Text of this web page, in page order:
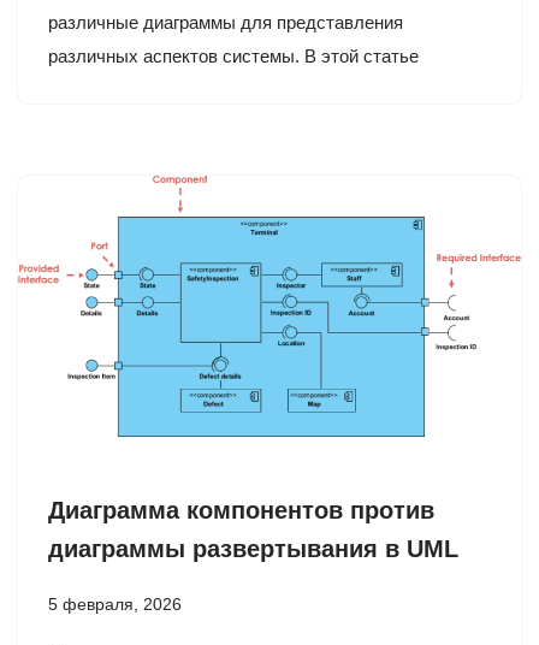
различные диаграммы для представления
различных аспектов системы. В этой статье
Диаграмма компонентов против
диаграммы развертывания в UML
5 февраля, 2026